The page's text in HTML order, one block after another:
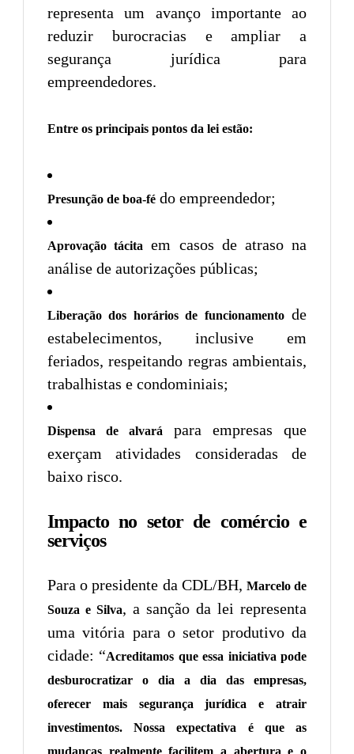
representa um avanço importante ao
reduzir burocracias e ampliar a
segurança jurídica para
empreendedores.
Entre os principais pontos da lei estão:
Presunção de boa-fé do empreendedor;
Aprovação tácita
em casos de atraso na
análise de autorizações públicas;
Liberação dos horários de funcionamentode
estabelecimentos, inclusive em
feriados, respeitando regras ambientais,
trabalhistas e condominiais;
Dispensa de alvará
para empresas que
exerçam atividades consideradas de
baixo risco.
Impacto no setor de comércio e
serviços
Para o presidente da CDL/BH, Marcelo de
Souza e Silva, a sanção da lei representa
uma vitória para o setor produtivo da
cidade: “Acreditamos que essa iniciativa pode
desburocratizar o dia a dia das empresas,
oferecer mais segurança jurídica e atrair
investimentos. Nossa expectativa é que as
mudanças realmente facilitem a abertura e o